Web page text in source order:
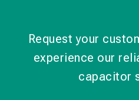
Request your
experience our
capacitor